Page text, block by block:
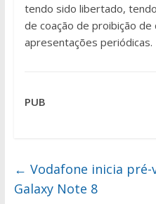
tendo sido libertado,
de coação de proibição
apresentações periódicas.
PUB
← Vodafone inicia pré-
Galaxy Note 8